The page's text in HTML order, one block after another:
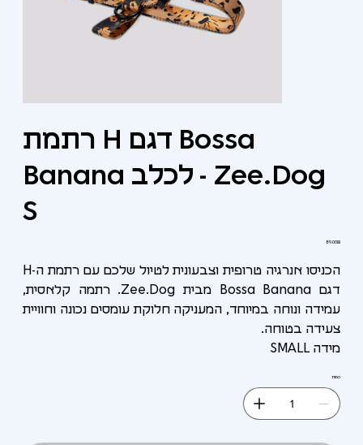
רתמת H דגם Bossa
Banana לכלב - Zee.Dog
S
מחיר‏89.00 ‏₪
הכניסו אנרגיה טרופית וצבעונית לטיול שלכם עם רתמת ה-H
דגם Bossa Banana מבית Zee.Dog. רתמה קלאסית,
עמידה ונוחה במיוחד, המעניקה חלוקת עומסים נכונה וחוויית
צעידה בטוחה.
מידה SMALL
כמות